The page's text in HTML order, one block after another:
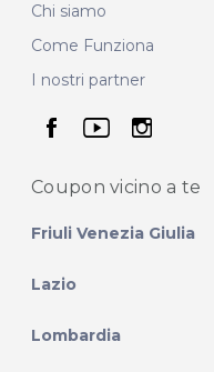
Chi siamo
Come Funziona
I nostri partner
seguici su
seguici
Coupon vicino a te
Friuli Venezia Giulia
Lazio
Lombardia